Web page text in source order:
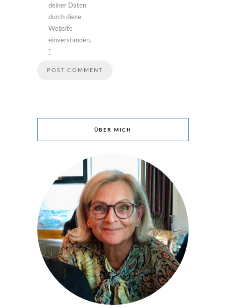
deiner Daten
durch diese
Website
einverstanden.
*
ÜBER MICH